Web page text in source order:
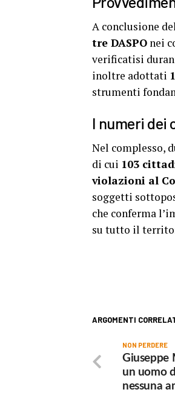
A conclusione
tre DASPO nei
verificatisi
inoltre adottati
strumenti
I numeri
Nel complesso,
di cui 103
violazioni al
soggetti
che conferma
su tutto il
ARGOMENTI
NON PERDERE
Giuseppe
un uomo
nessuna